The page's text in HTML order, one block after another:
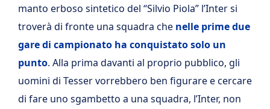
manto erboso sintetico del “Silvio Piola” l’Inter si
troverà di fronte una squadra che nelle prime due
gare di campionato ha conquistato solo un
punto. Alla prima davanti al proprio pubblico, gli
uomini di Tesser vorrebbero ben figurare e cercare
di fare uno sgambetto a una squadra, l’Inter, non